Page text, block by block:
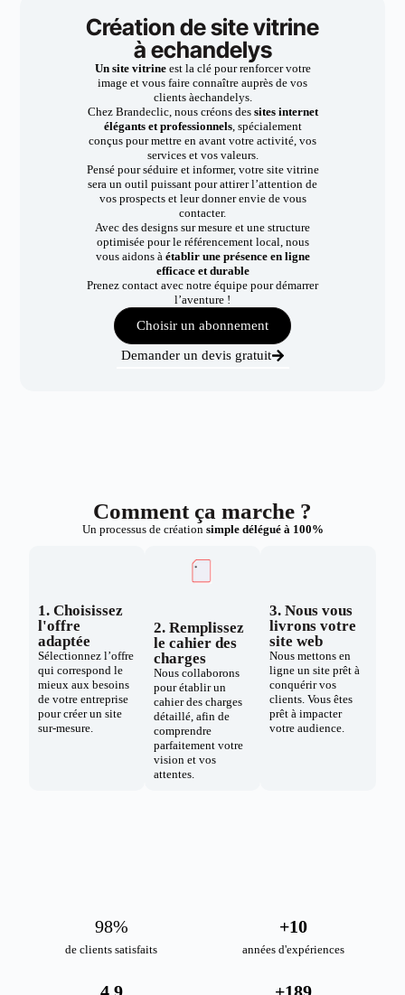
Création de site vitrine
à echandelys
Un site vitrineest la clé pour renforcer votre
image et vous faire connaître auprès de vos
clients àechandelys.
Chez Brandeclic, nous créons dessites internet
élégants et professionnels, spécialement
conçus pour mettre en avant votre activité, vos
services et vos valeurs.
Pensé pour séduire et informer, votre site vitrine
sera un outil puissant pour attirer l’attention de
vos prospects et leur donner envie de vous
contacter.
Avec des designs sur mesure et une structure
optimisée pour le référencement local, nous
vous aidons à établir une présence en ligne
efficace et durable
Prenez contact avec notre équipe pour démarrer
l’aventure !
Choisir un abonnement
Demander un devis gratuit
Comment ça marche ?
Un processus de création simple délégué à 100%
1. Choisissez
l'offre
adaptée
Sélectionnez l’offre
qui correspond le
mieux aux besoins
de votre entreprise
pour créer un site
sur-mesure.
2. Remplissez
le cahier des
charges
Nous collaborons
pour établir un
cahier des charges
détaillé, afin de
comprendre
parfaitement votre
vision et vos
attentes.
3. Nous vous
livrons votre
site web
Nous mettons en
ligne un site prêt à
conquérir vos
clients. Vous êtes
prêt à impacter
votre audience.
de clients satisfaits
98%
années d'expériences
+10